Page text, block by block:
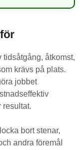
tidsåtgång, åtkomst,
krävs på plats.
jobbet
resultat.
bort stenar,
andra föremål